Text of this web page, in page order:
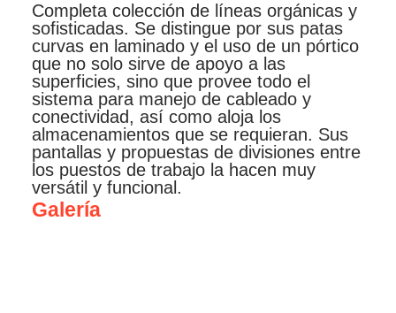
Completa colección de líneas orgánicas y
sofisticadas. Se distingue por sus patas
curvas en laminado y el uso de un pórtico
que no solo sirve de apoyo a las
superficies, sino que provee todo el
sistema para manejo de cableado y
conectividad, así como aloja los
almacenamientos que se requieran. Sus
pantallas y propuestas de divisiones entre
los puestos de trabajo la hacen muy
versátil y funcional.
Galería